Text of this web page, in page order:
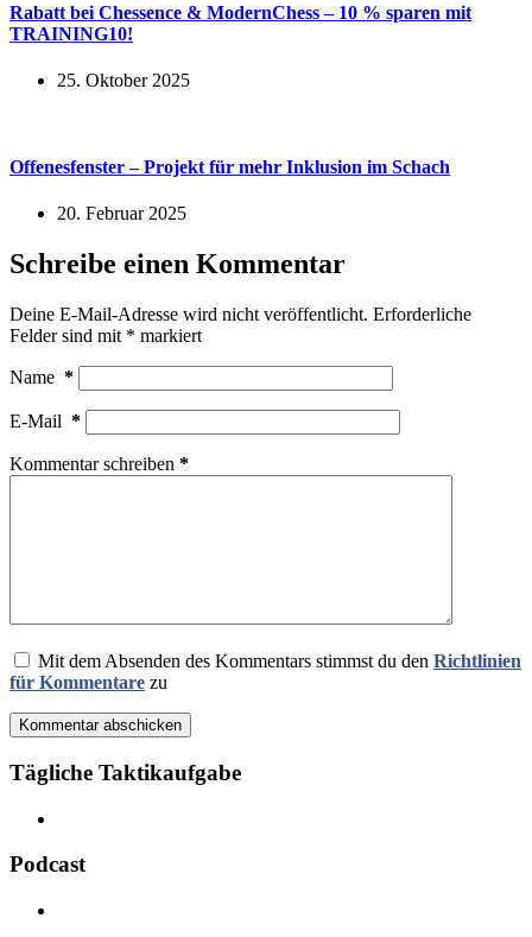
Rabatt bei Chessence & ModernChess – 10 % sparen mit
TRAINING10!
25. Oktober 2025
Offenesfenster – Projekt für mehr Inklusion im Schach
20. Februar 2025
Schreibe einen Kommentar
Deine E-Mail-Adresse wird nicht veröffentlicht. Erforderliche
Felder sind mit * markiert
Name *
E-Mail *
Kommentar schreiben *
Mit dem Absenden des Kommentars stimmst du den Richtlinien
für Kommentare zu
Kommentar abschicken
Tägliche Taktikaufgabe
Podcast